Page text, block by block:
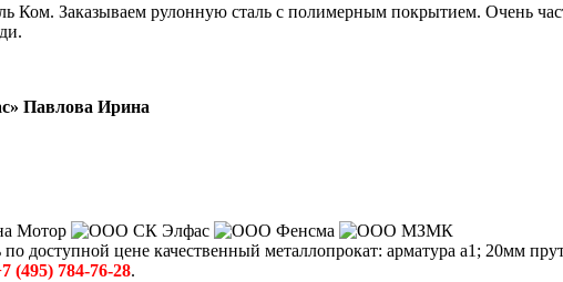
Заказываем рулонную сталь с полимерным покрытием. Очень
Павлова Ирина
доступной цене качественный металлопрокат: арматура а1; 20мм
(495) 784-76-28.